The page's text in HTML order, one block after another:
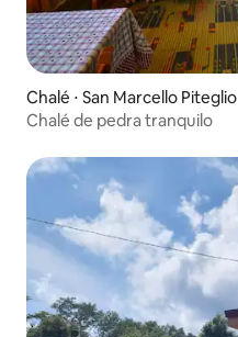
Chalé ⋅ San Marcello Piteglio
Chalé de pedra tranquilo